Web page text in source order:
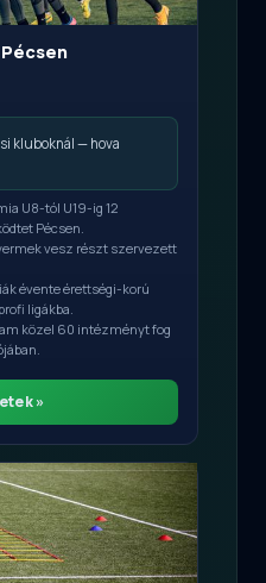
kluboknál — hova
U8-tól U19-ig 12
Pécsen.
vesz részt szervezett
évente érettségi-korú
ligákba.
közel 60 intézményt fog
»